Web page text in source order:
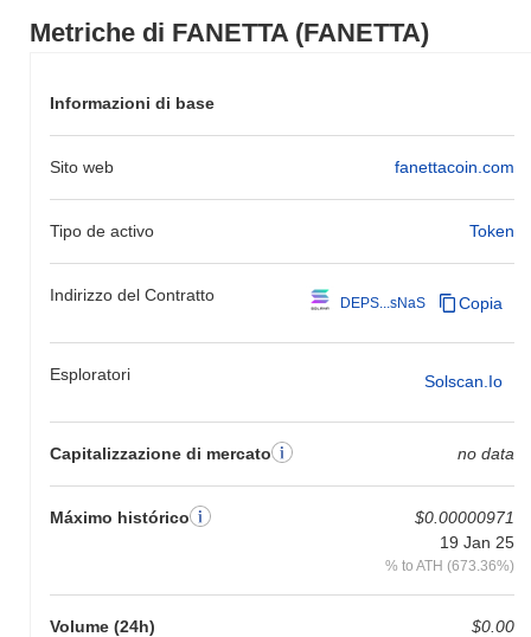
Metriche di FANETTA (FANETTA)
Informazioni di base
Sito web fanettacoin.com
Tipo de activo Token
Indirizzo del Contratto DEPS...sNaS Copia
Esploratori Solscan.io
Capitalizzazione di mercato no data
Máximo histórico
$0.00000971
19 Jan 25
% to ATH (673.36%)
Volume (24h) $0.00